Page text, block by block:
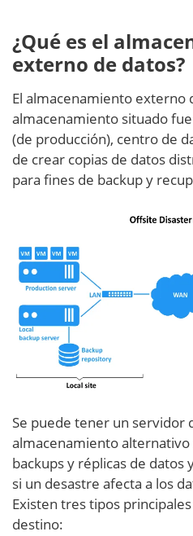
¿Qué es el
externo de datos?
El almacenamiento externo
almacenamiento situado
(de producción), centro de
de crear copias de datos
para fines de backup y
Se puede tener un servidor
almacenamiento
backups y réplicas de datos
si un desastre afecta a los
Existen tres tipos
destino: